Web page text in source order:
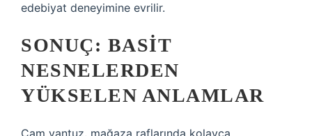
edebiyat deneyimine evrilir.
SONUÇ: BASIT
NESNELERDEN
YÜKSELEN ANLAMLAR
Cam vantuz, mağaza raflarında kolayca